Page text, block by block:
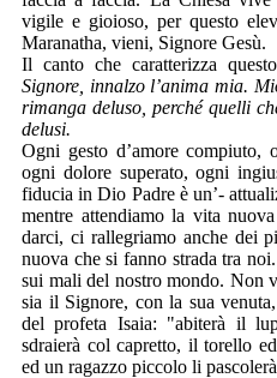
vigile e gioioso, per questo
Maranatha, vieni, Signore Gesù.
Il canto che caratterizza
Signore, innalzo l’anima mia.
rimanga deluso, perché quelli
delusi.
Ogni gesto d’amore compiuto,
ogni dolore superato, ogni
fiducia in Dio Padre è un’-
mentre attendiamo la vita
darci, ci rallegriamo anche dei
nuova che si fanno strada tra
sui mali del nostro mondo. Non
sia il Signore, con la sua
del profeta Isaia: "abiterà il
sdraierà col capretto, il torello
ed un ragazzo piccolo li